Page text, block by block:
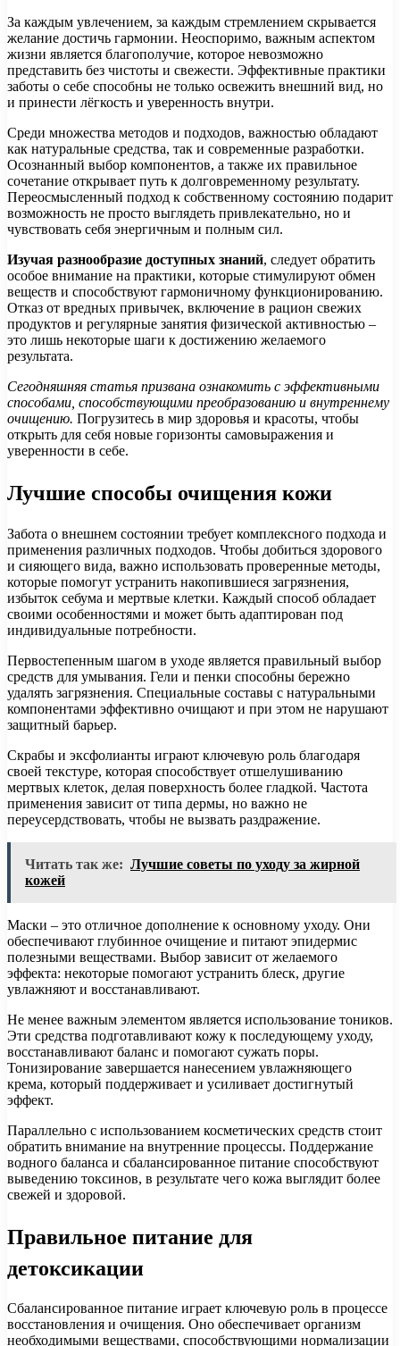
За каждым увлечением, за каждым стремлением скрывается
желание достичь гармонии. Неоспоримо, важным аспектом
жизни является благополучие, которое невозможно
представить без чистоты и свежести. Эффективные практики
заботы о себе способны не только освежить внешний вид, но
и принести лёгкость и уверенность внутри.
Среди множества методов и подходов, важностью обладают
как натуральные средства, так и современные разработки.
Осознанный выбор компонентов, а также их правильное
сочетание открывает путь к долговременному результату.
Переосмысленный подход к собственному состоянию подарит
возможность не просто выглядеть привлекательно, но и
чувствовать себя энергичным и полным сил.
Изучая разнообразие доступных знаний, следует обратить
особое внимание на практики, которые стимулируют обмен
веществ и способствуют гармоничному функционированию.
Отказ от вредных привычек, включение в рацион свежих
продуктов и регулярные занятия физической активностью –
это лишь некоторые шаги к достижению желаемого
результата.
Сегодняшняя статья призвана ознакомить с эффективными
способами, способствующими преобразованию и внутреннему
очищению. Погрузитесь в мир здоровья и красоты, чтобы
открыть для себя новые горизонты самовыражения и
уверенности в себе.
Лучшие способы очищения кожи
Забота о внешнем состоянии требует комплексного подхода и
применения различных подходов. Чтобы добиться здорового
и сияющего вида, важно использовать проверенные методы,
которые помогут устранить накопившиеся загрязнения,
избыток себума и мертвые клетки. Каждый способ обладает
своими особенностями и может быть адаптирован под
индивидуальные потребности.
Первостепенным шагом в уходе является правильный выбор
средств для умывания. Гели и пенки способны бережно
удалять загрязнения. Специальные составы с натуральными
компонентами эффективно очищают и при этом не нарушают
защитный барьер.
Скрабы и эксфолианты играют ключевую роль благодаря
своей текстуре, которая способствует отшелушиванию
мертвых клеток, делая поверхность более гладкой. Частота
применения зависит от типа дермы, но важно не
переусердствовать, чтобы не вызвать раздражение.
Читать так же: Лучшие советы по уходу за жирной
кожей
Маски – это отличное дополнение к основному уходу. Они
обеспечивают глубинное очищение и питают эпидермис
полезными веществами. Выбор зависит от желаемого
эффекта: некоторые помогают устранить блеск, другие
увлажняют и восстанавливают.
Не менее важным элементом является использование тоников.
Эти средства подготавливают кожу к последующему уходу,
восстанавливают баланс и помогают сужать поры.
Тонизирование завершается нанесением увлажняющего
крема, который поддерживает и усиливает достигнутый
эффект.
Параллельно с использованием косметических средств стоит
обратить внимание на внутренние процессы. Поддержание
водного баланса и сбалансированное питание способствуют
выведению токсинов, в результате чего кожа выглядит более
свежей и здоровой.
Правильное питание для
детоксикации
Сбалансированное питание играет ключевую роль в процессе
восстановления и очищения. Оно обеспечивает организм
необходимыми веществами, способствующими нормализации